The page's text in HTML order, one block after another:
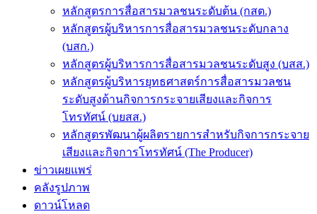
หลักสูตรการสื่อสารมวลชนระดับต้น (กสต.)
หลักสูตรผู้บริหารการสื่อสารมวลชนระดับกลาง
(บสก.)
หลักสูตรผู้บริหารการสื่อสารมวลชนระดับสูง (บสส.)
หลักสูตรผู้บริหารยุทธศาสตร์การสื่อสารมวลชน
ระดับสูงด้านกิจการกระจายเสียงและกิจการ
โทรทัศน์ (บยสส.)
หลักสูตรพัฒนาผู้ผลิตรายการสำหรับกิจการกระจาย
เสียงและกิจการโทรทัศน์ (The Producer)
ข่าวเผยแพร่
คลังรูปภาพ
ดาวน์โหลด